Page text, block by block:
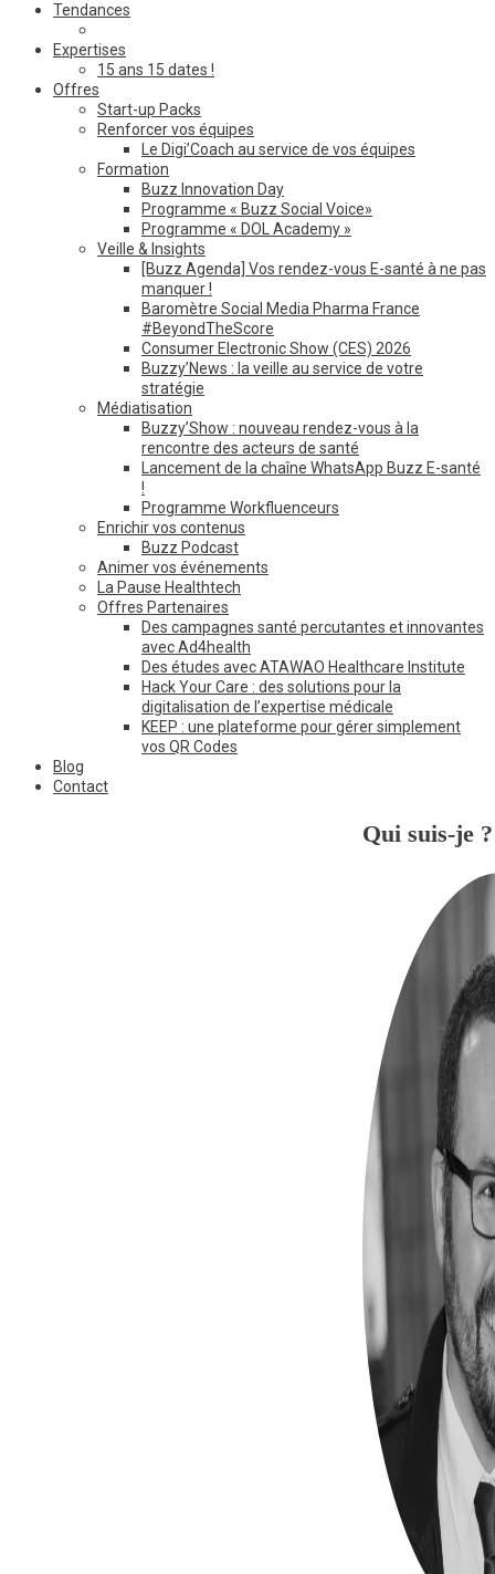
Tendances
Expertises
15 ans 15 dates !
Offres
Start-up Packs
Renforcer vos équipes
Le Digi’Coach au service de vos équipes
Formation
Buzz Innovation Day
Programme « Buzz Social Voice»
Programme « DOL Academy »
Veille & Insights
[Buzz Agenda] Vos rendez-vous E-santé à ne pas
manquer !
Baromètre Social Media Pharma France
#BeyondTheScore
Consumer Electronic Show (CES) 2026
Buzzy’News : la veille au service de votre
stratégie
Médiatisation
Buzzy’Show : nouveau rendez-vous à la
rencontre des acteurs de santé
Lancement de la chaîne WhatsApp Buzz E-santé
!
Programme Workfluenceurs
Enrichir vos contenus
Buzz Podcast
Animer vos événements
La Pause Healthtech
Offres Partenaires
Des campagnes santé percutantes et innovantes
avec Ad4health
Des études avec ATAWAO Healthcare Institute
Hack Your Care : des solutions pour la
digitalisation de l’expertise médicale
KEEP : une plateforme pour gérer simplement
vos QR Codes
Blog
Contact
Qui suis-je ?